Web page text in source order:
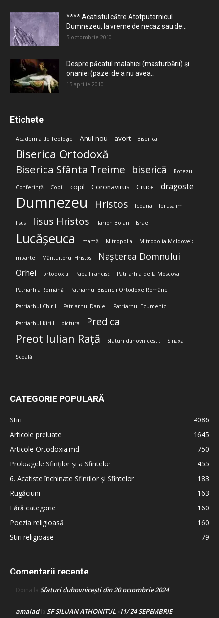
**** Acatistul către Atotputernicul
Dumnezeu, la vreme de necaz sau de...
5 octombrie 2010
Despre păcatul malahiei (masturbării) şi
onaniei (pazei de a nu avea...
15 aprilie 2010
Etichete
Academia de Teologie Anul nou avort Biserica
Biserica Ortodoxă
Biserica Sfânta Treime biserică Botezul
Conferință Copii copil Coronavirus Cruce dragoste
Dumnezeu Hristos Icoana Ierusalim
Iisus Iisus Hristos Ilarion Boian Israel
Lucășeuca mamă Mitropolia Mitropolia Moldovei;
moarte Mântuitorul Hristos Nașterea Domnului
Orhei ortodoxia Papa Francisc Patriarhia de la Moscova
Patriarhia Română Patriarhul Bisericii Ortodoxe Române
Patriarhul Chiril Patriarhul Daniel Patriarhul Ecumenic
Patriarhul Kirill pictura Predica
Preot Iulian Rață Sfaturi duhovnicești; Sinaxa
Școală
CATEGORIE POPULARĂ
Stiri
4086
Articole preluate
1645
Articole Ortodoxia.md
750
Proloagele Sfinților și a Sfintelor
455
6. Acatiste închinate Sfinților și Sfintelor
183
Rugăciuni
163
Fără categorie
160
Poezia religioasă
160
Stiri religioase
79
Comentarii recente
Doina la Sfaturi duhovnicești din 20 octombrie 2024
amaladla SF SILUAN ATHONITUL -11/ 24 SEPEMBRIE